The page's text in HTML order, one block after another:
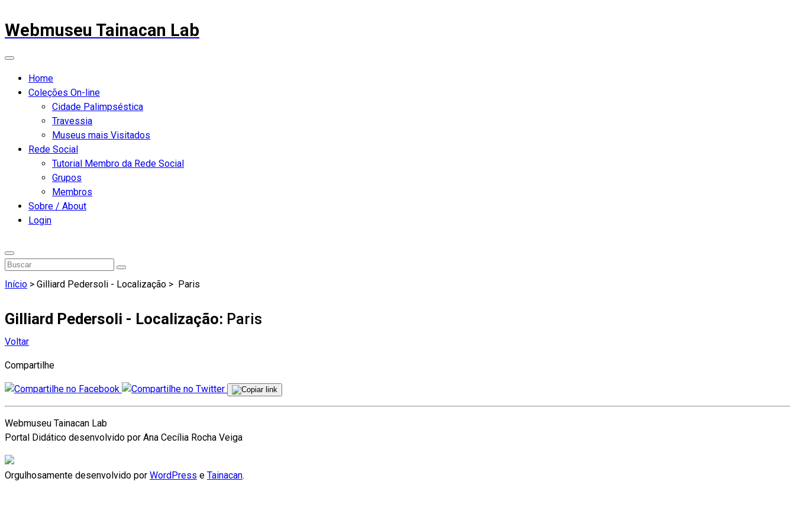
Webmuseu Tainacan Lab
Home
Coleções On-line
Cidade Palimpséstica
Travessia
Museus mais Visitados
Rede Social
Tutorial Membro da Rede Social
Grupos
Membros
Sobre / About
Login
Início > Gilliard Pedersoli - Localização > Paris
Gilliard Pedersoli - Localização: Paris
Voltar
Compartilhe
Webmuseu Tainacan Lab
Portal Didático desenvolvido por Ana Cecília Rocha Veiga
Orgulhosamente desenvolvido por WordPress e Tainacan.